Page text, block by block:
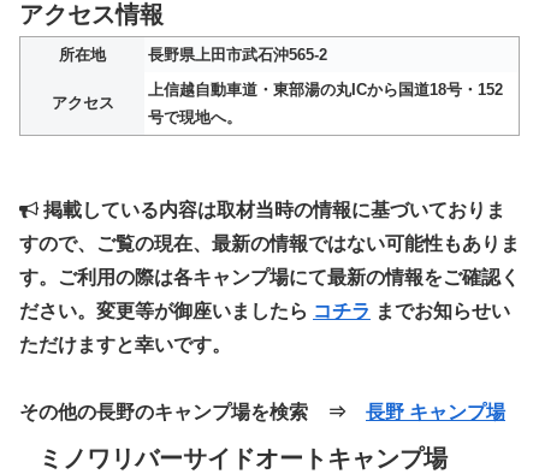
アクセス情報
所在地 長野県上田市武石沖565-2
アクセス
上信越自動車道・東部湯の丸ICから国道18号・152
号で現地へ。
掲載している内容は取材当時の情報に基づいておりま
すので、ご覧の現在、最新の情報ではない可能性もありま
す。ご利用の際は各キャンプ場にて最新の情報をご確認く
ださい。変更等が御座いましたら コチラ までお知らせい
ただけますと幸いです。
その他の長野のキャンプ場を検索 ⇒ 長野 キャンプ場
ミノワリバーサイドオートキャンプ場